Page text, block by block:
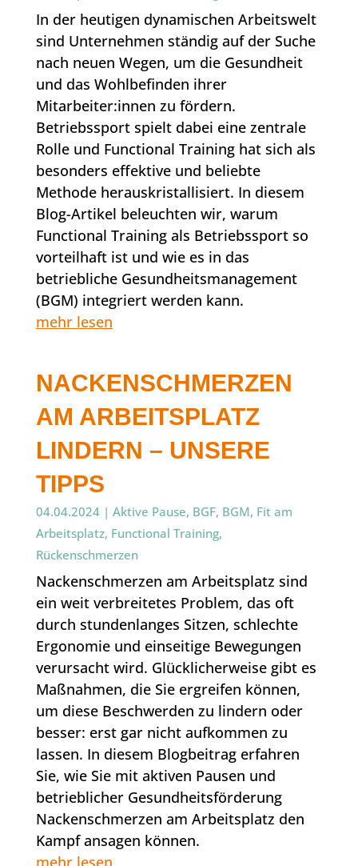
In der heutigen dynamischen Arbeitswelt
sind Unternehmen ständig auf der Suche
nach neuen Wegen, um die Gesundheit
und das Wohlbefinden ihrer
Mitarbeiter:innen zu fördern.
Betriebssport spielt dabei eine zentrale
Rolle und Functional Training hat sich als
besonders effektive und beliebte
Methode herauskristallisiert. In diesem
Blog-Artikel beleuchten wir, warum
Functional Training als Betriebssport so
vorteilhaft ist und wie es in das
betriebliche Gesundheitsmanagement
(BGM) integriert werden kann.
mehr lesen
NACKENSCHMERZEN
AM ARBEITSPLATZ
LINDERN – UNSERE
TIPPS
04.04.2024| Aktive Pause, BGF, BGM, Fit am
Arbeitsplatz, Functional Training,
Rückenschmerzen
Nackenschmerzen am Arbeitsplatz sind
ein weit verbreitetes Problem, das oft
durch stundenlanges Sitzen, schlechte
Ergonomie und einseitige Bewegungen
verursacht wird. Glücklicherweise gibt es
Maßnahmen, die Sie ergreifen können,
um diese Beschwerden zu lindern oder
besser: erst gar nicht aufkommen zu
lassen. In diesem Blogbeitrag erfahren
Sie, wie Sie mit aktiven Pausen und
betrieblicher Gesundheitsförderung
Nackenschmerzen am Arbeitsplatz den
Kampf ansagen können.
mehr lesen